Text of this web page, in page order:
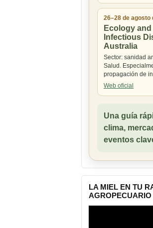
26–28 de agosto
Ecology
Infectious
Australia
Sector: sanidad
Salud.
propagación de
Web oficial
Una guía
clima,
eventos
LA MIEL EN TU
AGROPECUARIO